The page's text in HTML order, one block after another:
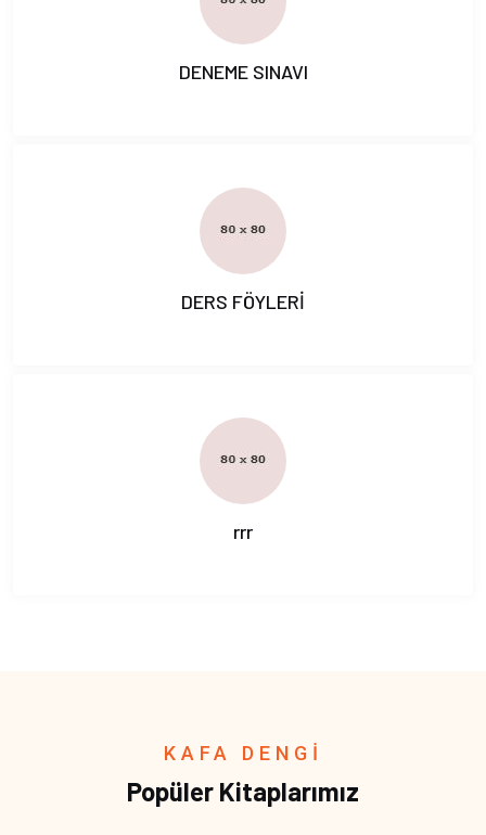
DENEME SINAVI
DERS FÖYLERİ
rrr
KAFA DENGİ
Popüler Kitaplarımız